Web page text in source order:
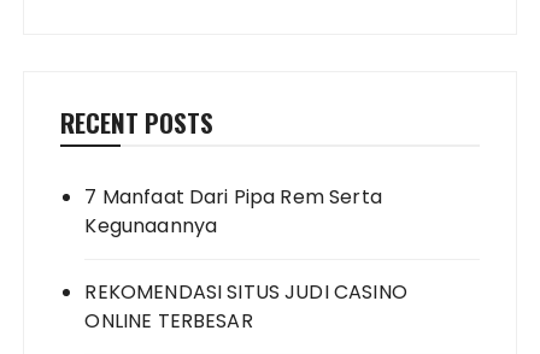
RECENT POSTS
7 Manfaat Dari Pipa Rem Serta
Kegunaannya
REKOMENDASI SITUS JUDI CASINO
ONLINE TERBESAR